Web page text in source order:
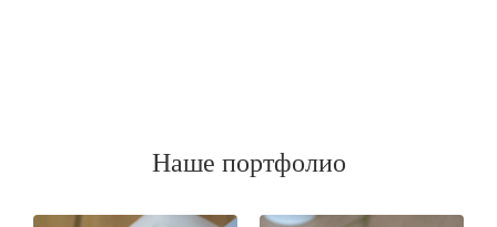
Наше портфолио